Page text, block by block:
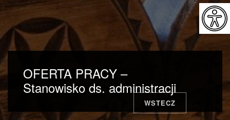
FRANÇAIS
ITALIANO
OFERTA PRACY –
Stanowisko ds. administracji
WSTECZ